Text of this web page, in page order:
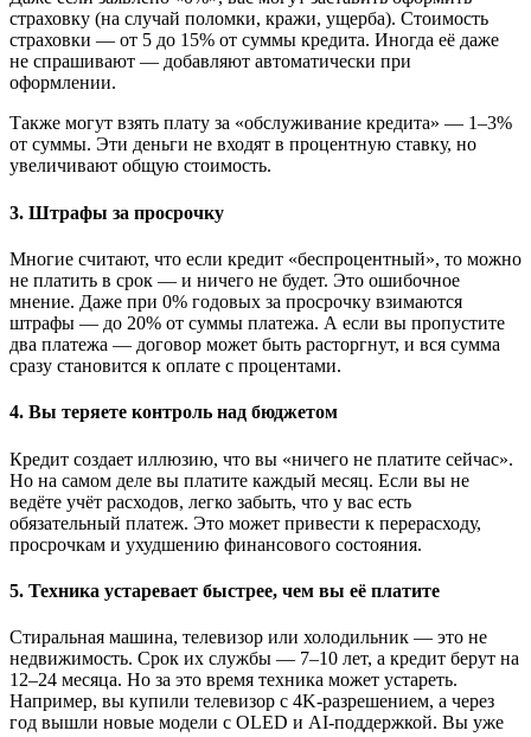
страховку (на случай поломки, кражи, ущерба). Стоимость
страховки — от 5 до 15% от суммы кредита. Иногда её даже
не спрашивают — добавляют автоматически при
оформлении.
Также могут взять плату за «обслуживание кредита» — 1–3%
от суммы. Эти деньги не входят в процентную ставку, но
увеличивают общую стоимость.
3. Штрафы за просрочку
Многие считают, что если кредит «беспроцентный», то можно
не платить в срок — и ничего не будет. Это ошибочное
мнение. Даже при 0% годовых за просрочку взимаются
штрафы — до 20% от суммы платежа. А если вы пропустите
два платежа — договор может быть расторгнут, и вся сумма
сразу становится к оплате с процентами.
4. Вы теряете контроль над бюджетом
Кредит создает иллюзию, что вы «ничего не платите сейчас».
Но на самом деле вы платите каждый месяц. Если вы не
ведёте учёт расходов, легко забыть, что у вас есть
обязательный платеж. Это может привести к перерасходу,
просрочкам и ухудшению финансового состояния.
5. Техника устаревает быстрее, чем вы её платите
Стиральная машина, телевизор или холодильник — это не
недвижимость. Срок их службы — 7–10 лет, а кредит берут на
12–24 месяца. Но за это время техника может устареть.
Например, вы купили телевизор с 4K-разрешением, а через
год вышли новые модели с OLED и AI-поддержкой. Вы уже